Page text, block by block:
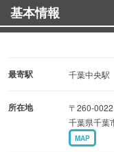
オーナー厳選のワイ
友人、恋人同士、ご
基本情報
最寄駅 千葉中央駅
所在地
〒260-0022
千葉県千葉
MAP